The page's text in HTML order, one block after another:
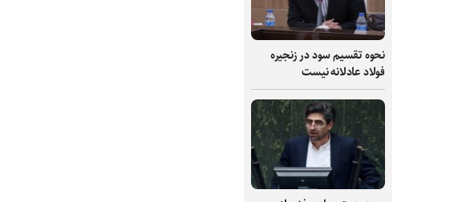
نحوه تقسیم سود در زنجیره
فولاد عادلانه نیست